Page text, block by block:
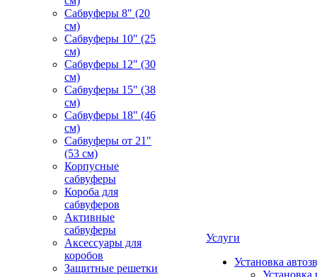
Сабвуферы 8" (20
см)
Сабвуферы 10" (25
см)
Сабвуферы 12" (30
см)
Сабвуферы 15" (38
см)
Сабвуферы 18" (46
см)
Сабвуферы от 21"
(53 см)
Корпусные
сабвуферы
Короба для
сабвуферов
Активные
сабвуферы
Аксессуары для
коробов
Защитные решетки
Услуги
Установка
Установка